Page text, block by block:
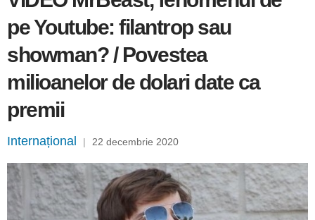
pe Youtube: filantrop sau
showman? / Povestea
milioanelor de dolari date ca
premii
Internațional | 22 decembrie 2020